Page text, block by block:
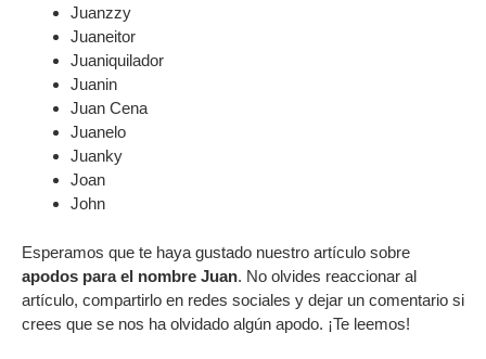
Juanzzy
Juaneitor
Juaniquilador
Juanin
Juan Cena
Juanelo
Juanky
Joan
John
Esperamos que te haya gustado nuestro artículo sobre
apodos para el nombre Juan. No olvides reaccionar al
artículo, compartirlo en redes sociales y dejar un comentario si
crees que se nos ha olvidado algún apodo. ¡Te leemos!